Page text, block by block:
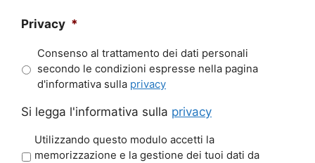
Privacy *
Consenso al trattamento dei dati personali
secondo le condizioni espresse nella pagina
d'informativa sulla privacy
Si legga l'informativa sulla privacy
r
Utilizzando questo modulo accetti la
memorizzazione e la gestione dei tuoi dati da